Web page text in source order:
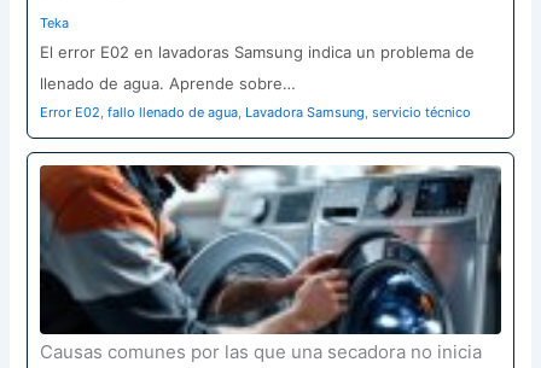
Teka
El error E02 en lavadoras Samsung indica un problema de
llenado de agua. Aprende sobre…
Error E02,fallo llenado de agua, Lavadora Samsung,servicio técnico
Causas comunes por las que una secadora no inicia